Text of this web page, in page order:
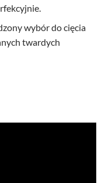
wybór do cięcia
twardych